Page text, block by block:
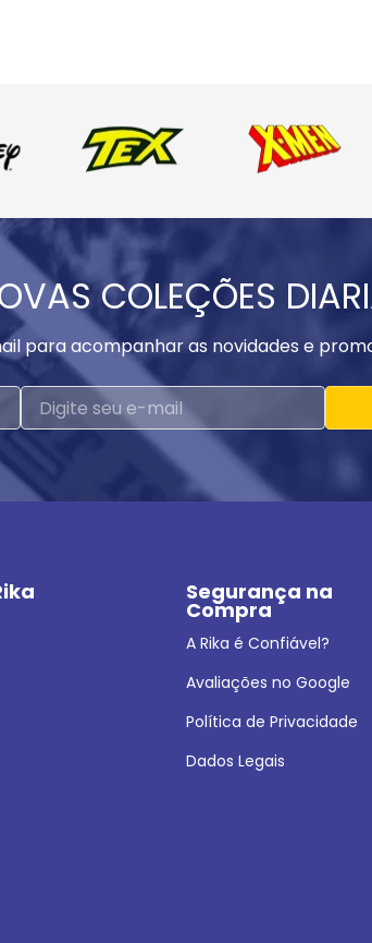
COLEÇÕES
para acompanhar as novidades e
Segurança na
Compra
A Rika é Confiável?
Avaliações no Google
Política de Privacidade
Dados Legais